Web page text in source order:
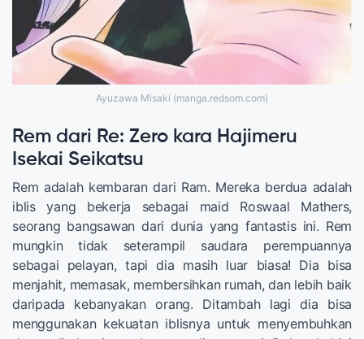
Ayuzawa Misaki (manga.redsom.com)
Rem dari Re: Zero kara Hajimeru
Isekai Seikatsu
Rem adalah kembaran dari Ram. Mereka berdua adalah
iblis yang bekerja sebagai maid Roswaal Mathers,
seorang bangsawan dari dunia yang fantastis ini. Rem
mungkin tidak seterampil saudara perempuannya
sebagai pelayan, tapi dia masih luar biasa! Dia bisa
menjahit, memasak, membersihkan rumah, dan lebih baik
daripada kebanyakan orang. Ditambah lagi dia bisa
menggunakan kekuatan iblisnya untuk menyembuhkan